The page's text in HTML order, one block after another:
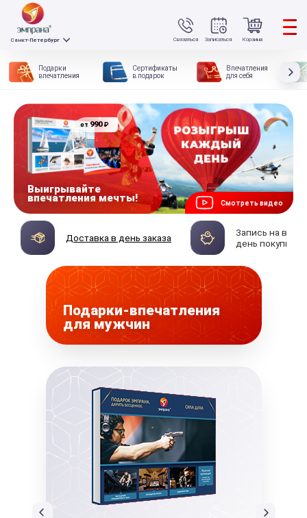
Связаться
Санкт-Петербург Записаться Корзина
Подарки
впечатления
Сертификаты
в подарок
Впечатления
для себя
Смотреть видео
от 990₽
Выигрывайте
впечатления мечты!
Доставка в день заказа
Запись на
день покупки
Подарки-впечатления
для мужчин